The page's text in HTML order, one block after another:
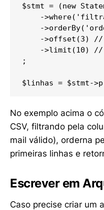
$stmt = (new
-
-
->offset(3)
->limit(10)
;
$linhas = $stmt-
No exemplo acima o
CSV, filtrando pela
mail válido), orderna
primeiras linhas e
Escrever em
Caso precise criar um